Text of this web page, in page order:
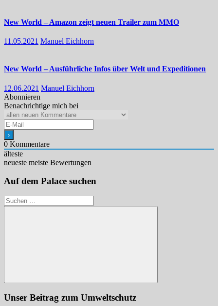
New World – Amazon zeigt neuen Trailer zum MMO
11.05.2021 Manuel Eichhorn
New World – Ausführliche Infos über Welt und Expeditionen
12.06.2021 Manuel Eichhorn
Abonnieren
Benachrichtige mich bei
0 Kommentare
älteste
neueste meiste Bewertungen
Auf dem Palace suchen
Suchen
nach:
Suchen
Unser Beitrag zum Umweltschutz